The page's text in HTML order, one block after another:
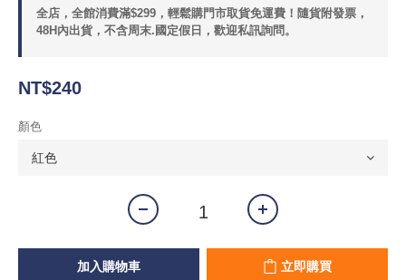
全店，全館消費滿$299，輕鬆購門市取貨免運費！隨貨附發票，
48H內出貨，不含周末.國定假日，歡迎私訊詢問。
NT$240
顏色
加入購物車 立即購買